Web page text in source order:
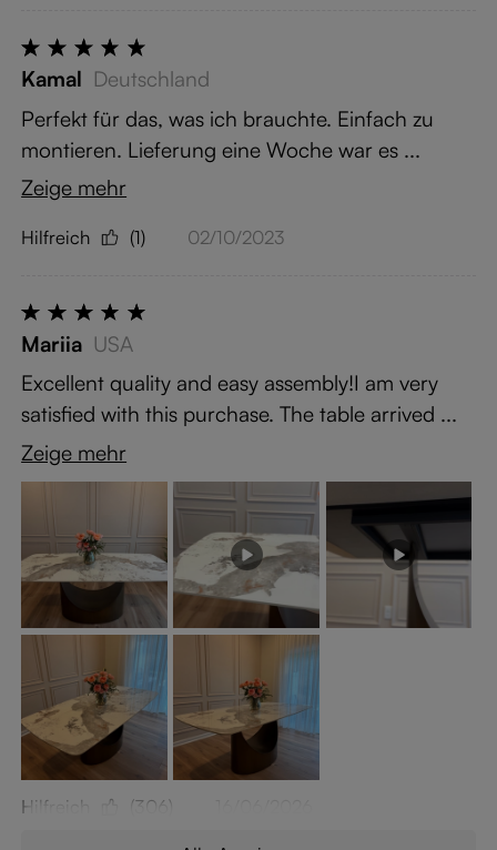
Kamal Deutschland
Perfekt für das, was ich brauchte. Einfach zu
montieren. Lieferung eine Woche war es ...
Zeige mehr
Hilfreich (1) 02/10/2023
Mariia USA
Excellent quality and easy assembly!I am very
satisfied with this purchase. The table arrived ...
Zeige mehr
Hilfreich (306)